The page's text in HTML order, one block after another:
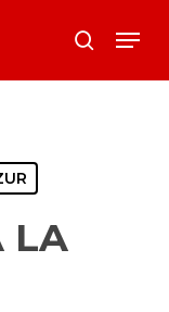
search
Menu
LA